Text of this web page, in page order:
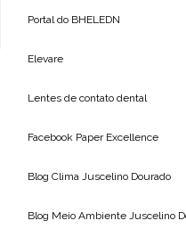
Portal do BHELEDN
Elevare
Lentes de contato dental
Facebook Paper Excellence
Blog Clima Juscelino Dourado
Blog Meio Ambiente Juscelino